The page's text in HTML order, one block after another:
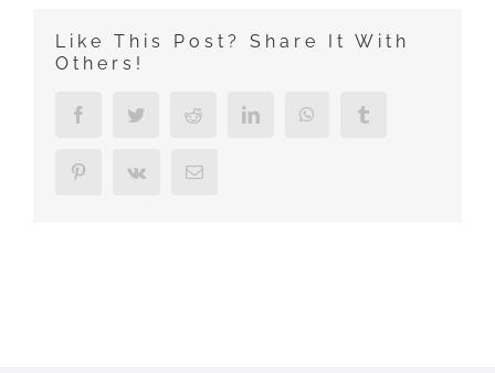
Like This Post? Share It With
Others!
Facebook Twitter Reddit LinkedIn WhatsApp
PinterestVk
E-